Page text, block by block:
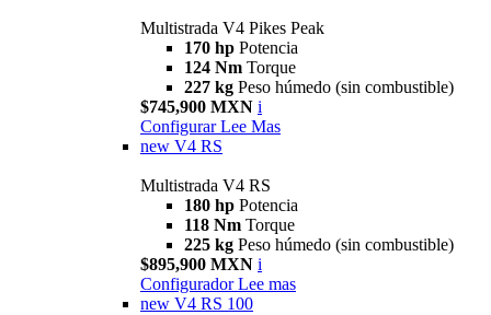
Multistrada V4 Pikes Peak
170 hp Potencia
124 Nm Torque
227 kg Peso húmedo (sin combustible)
$745,900 MXN i
Configurar Lee Mas
new V4 RS
Multistrada V4 RS
180 hp Potencia
118 Nm Torque
225 kg Peso húmedo (sin combustible)
$895,900 MXN i
Configurador Lee mas
new V4 RS 100